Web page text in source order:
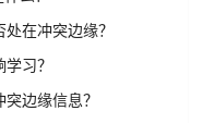
在冲突边缘？
习？
边缘信息？